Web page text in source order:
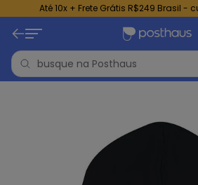
Até 10x + Frete Grátis R$249 Brasil -